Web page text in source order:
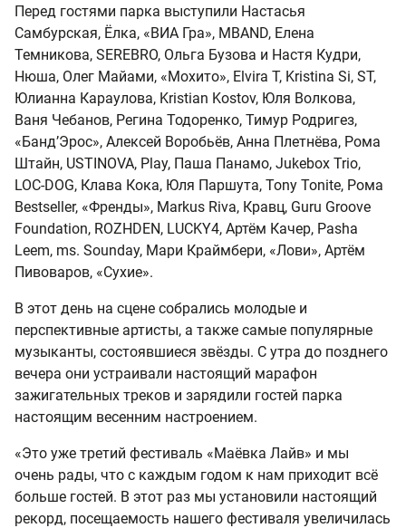
Перед гостями парка выступили Настасья
Самбурская, Ёлка, «ВИА Гра», MBAND, Елена
Темникова, SEREBRO, Ольга Бузова и Настя Кудри,
Нюша, Олег Майами, «Мохито», Elvira T, Kristina Si, ST,
Юлианна Караулова, Kristian Kostov, Юля Волкова,
Ваня Чебанов, Регина Тодоренко, Тимур Родригез,
«Банд’Эрос», Алексей Воробьёв, Анна Плетнёва, Рома
Штайн, USTINOVA, Play, Паша Панамо, Jukebox Trio,
LOC-DOG, Клава Кока, Юля Паршута, Tony Tonite, Рома
Bestseller, «Френды», Markus Riva, Кравц, Guru Groove
Foundation, ROZHDEN, LUCKY4, Артём Качер, Pasha
Leem, ms. Sounday, Мари Краймбери, «Лови», Артём
Пивоваров, «Сухие».
В этот день на сцене собрались молодые и
перспективные артисты, а также самые популярные
музыканты, состоявшиеся звёзды. С утра до позднего
вечера они устраивали настоящий марафон
зажигательных треков и зарядили гостей парка
настоящим весенним настроением.
«Это уже третий фестиваль «Маёвка Лайв» и мы
очень рады, что с каждым годом к нам приходит всё
больше гостей. В этот раз мы установили настоящий
рекорд, посещаемость нашего фестиваля увеличилась